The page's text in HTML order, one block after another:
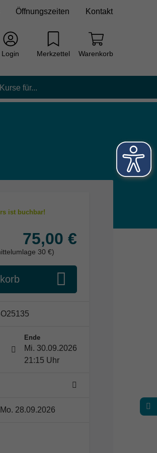
Öffnungszeiten Kontakt
Login Merkzettel Warenkorb
Kurse für...
75,00 €
30 €)
Ende
Mi. 30.09.2026
21:15 Uhr
Mo. 28.09.2026